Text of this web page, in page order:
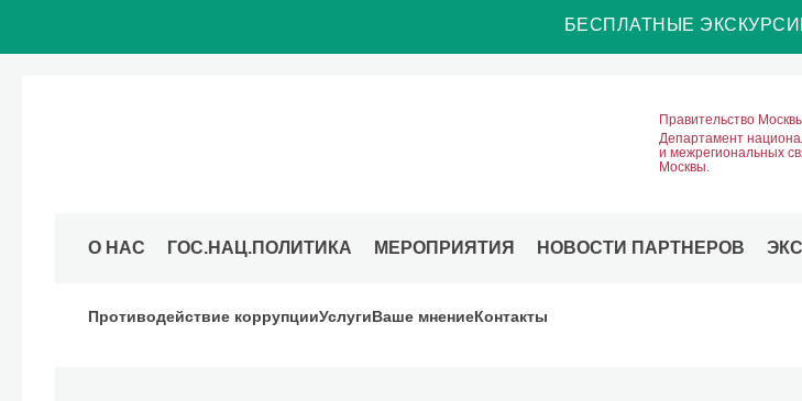
БЕСПЛАТНЫЕ
Правительство
Департамент
и межрегиональных
Москвы.
О НАС ГОС.НАЦ.ПОЛИТИКА МЕРОПРИЯТИЯ НОВОСТИ ПАРТНЕРОВ
Противодействие коррупцииУслугиВаше мнениеКонтакты